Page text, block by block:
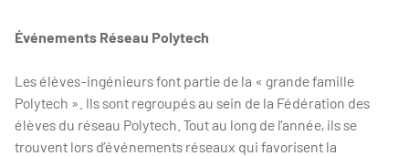
Événements Réseau Polytech
Les élèves-ingénieurs font partie de la « grande famille
Polytech ». Ils sont regroupés au sein de la Fédération des
élèves du réseau Polytech. Tout au long de l’année, ils se
trouvent lors d’événements réseaux qui favorisent la